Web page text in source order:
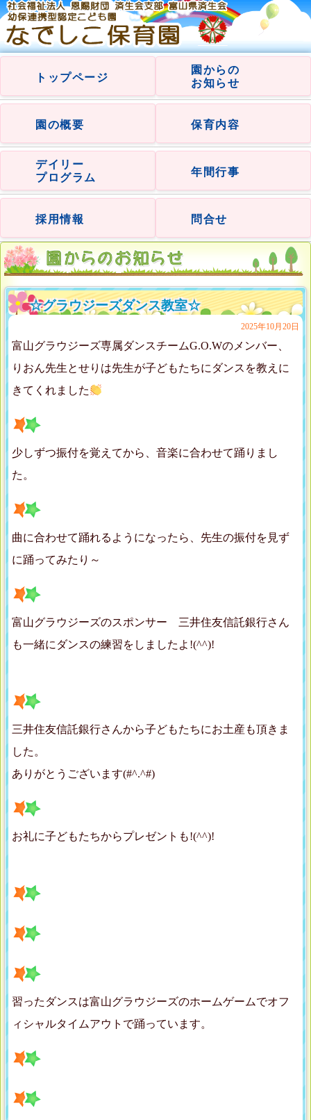
トップページ
園からの
お知らせ
園の概要 保育内容
デイリー
プログラム
年間行事
採用情報 問合せ
☆グラウジーズダンス教室☆
2025年10月20日
富山グラウジーズ専属ダンスチームG.O.Wのメンバー、
りおん先生とせりは先生が子どもたちにダンスを教えに
きてくれました
少しずつ振付を覚えてから、音楽に合わせて踊りまし
た。
曲に合わせて踊れるようになったら、先生の振付を見ず
に踊ってみたり～
富山グラウジーズのスポンサー 三井住友信託銀行さん
も一緒にダンスの練習をしましたよ!(^^)!
三井住友信託銀行さんから子どもたちにお土産も頂きま
した。
ありがとうございます(#^.^#)
お礼に子どもたちからプレゼントも!(^^)!
習ったダンスは富山グラウジーズのホームゲームでオフ
ィシャルタイムアウトで踊っています。